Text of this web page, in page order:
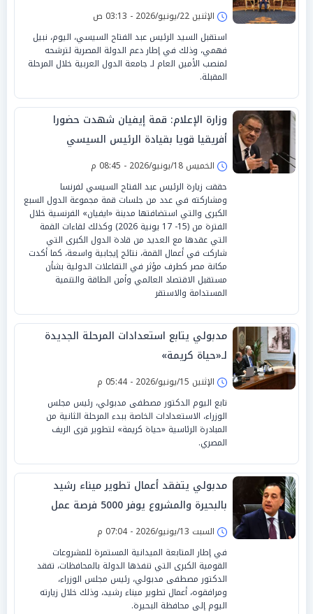
الإثنين 22/يونيو/2026 - 03:13 ص
استقبل السيد الرئيس عبد الفتاح السيسي، اليوم، نبيل
فهمي، وذلك في إطار دعم الدولة المصرية لترشحه
لمنصب الأمين العام لـ جامعة الدول العربية خلال المرحلة
المقبلة.
وزارة الإعلام: قمة إيفيان شهدت حضورا
أفريقيا قويا بقيادة الرئيس السيسي
الخميس 18/يونيو/2026 - 08:45 م
حققت زيارة الرئيس عبد الفتاح السيسي لفرنسا
ومشاركته في عدد من جلسات قمة مجموعة الدول السبع
الكبرى والتي استضافتها مدينة «ايفيان» الفرنسية خلال
الفترة من (15- 17 يونية 2026) وكذلك لقاءات القمة
التي عقدها مع العديد من قادة الدول الكبرى التي
شاركت في أعمال القمة، نتائج إيجابية واسعة، كما أكدت
مكانة مصر كطرف مؤثر في التفاعلات الدولية بشأن
مستقبل الاقتصاد العالمي وأمن الطاقة والتنمية
المستدامة والاستقر
مدبولي يتابع استعدادات المرحلة الجديدة
لـ«حياة كريمة»
الإثنين 15/يونيو/2026 - 05:44 م
تابع اليوم الدكتور مصطفى مدبولي، رئيس مجلس
الوزراء، الاستعدادات الخاصة ببدء المرحلة الثانية من
المبادرة الرئاسية «حياة كريمة» لتطوير قرى الريف
المصري.
مدبولي يتفقد أعمال تطوير ميناء رشيد
بالبحيرة والمشروع يوفر 5000 فرصة عمل
السبت 13/يونيو/2026 - 07:04 م
في إطار المتابعة الميدانية المستمرة للمشروعات
القومية الكبرى التي تنفذها الدولة بالمحافظات، تفقد
الدكتور مصطفى مدبولي، رئيس مجلس الوزراء،
ومرافقوه، أعمال تطوير ميناء رشيد، وذلك خلال زيارته
اليوم إلى محافظة البحيرة.